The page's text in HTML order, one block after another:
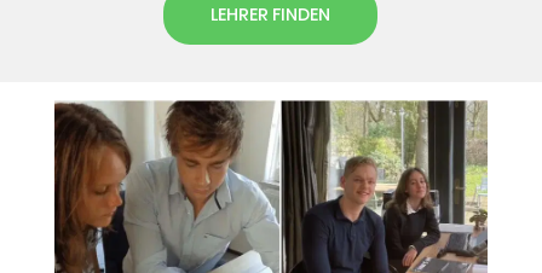
LEHRER FINDEN